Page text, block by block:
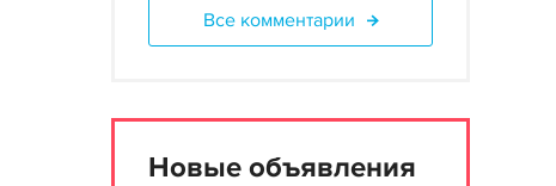
Все комментарии
Новые объявления